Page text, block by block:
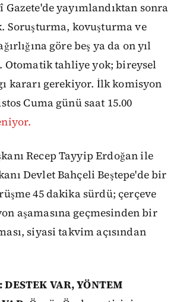
Gazete'de yayımlandıktan sonra
Soruşturma, kovuşturma ve
göre beş ya da on yıl
Otomatik tahliye yok; bireysel
kararı gerekiyor. İlk komisyon
Cuma günü saat 15.00
Recep Tayyip Erdoğan ile
Devlet Bahçeli Beştepe'de bir
45 dakika sürdü; çerçeve
aşamasına geçmesinden bir
siyasi takvim açısından
VAR, YÖNTEM